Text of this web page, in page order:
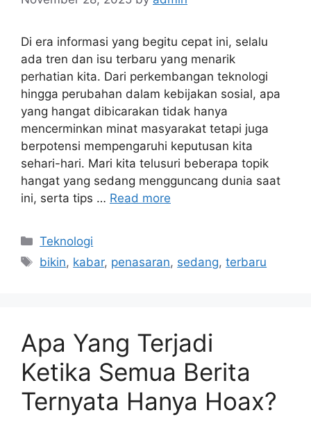
Di era informasi yang begitu cepat ini, selalu
ada tren dan isu terbaru yang menarik
perhatian kita. Dari perkembangan teknologi
hingga perubahan dalam kebijakan sosial, apa
yang hangat dibicarakan tidak hanya
mencerminkan minat masyarakat tetapi juga
berpotensi mempengaruhi keputusan kita
sehari-hari. Mari kita telusuri beberapa topik
hangat yang sedang mengguncang dunia saat
ini, serta tips … Read more
Categories
Teknologi
Tags
bikin, kabar, penasaran, sedang,terbaru
Apa Yang Terjadi
Ketika Semua Berita
Ternyata Hanya Hoax?